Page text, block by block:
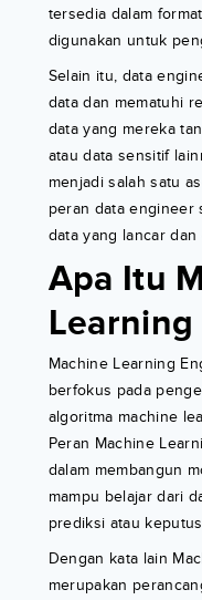
tersedia dalam
digunakan untuk
Selain itu, data
data dan mematuhi
data yang mereka
atau data sensitif
menjadi salah satu
peran data engineer
data yang lancar dan
Apa Itu
Machine Learning
berfokus pada
algoritma machine
Peran Machine
dalam membangun
mampu belajar dari
prediksi atau
Dengan kata lain
merupakan